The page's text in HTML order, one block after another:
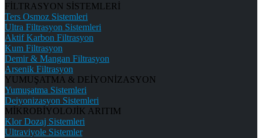
FİLTRASYON SİSTEMLERİ
Ters Osmoz Sistemleri
Ultra Filtrasyon Sistemleri
Aktif Karbon Filtrasyon
Kum Filtrasyon
Demir & Mangan Filtrasyon
Arsenik Filtrasyon
YUMUŞATMA & DEİYONİZASYON
Yumuşatma Sistemleri
Deiyonizasyon Sistemleri
MİKROBİYOLOJİK ARITIM
Klor Dozaj Sistemleri
Ultraviyole Sistemler